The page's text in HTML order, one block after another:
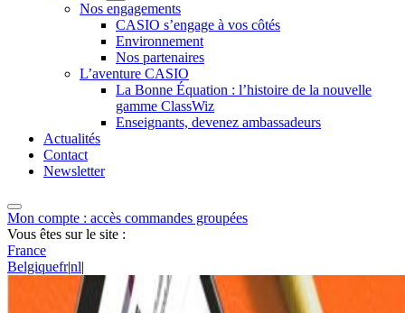
Nos engagements
CASIO s’engage à vos côtés
Environnement
Nos partenaires
L’aventure CASIO
La Bonne Équation : l’histoire de la nouvelle
gamme ClassWiz
Enseignants, devenez ambassadeurs
Actualités
Contact
Newsletter
Mon compte : accès commandes groupées
Vous êtes sur le site :
France
Belgiquefr|nl|